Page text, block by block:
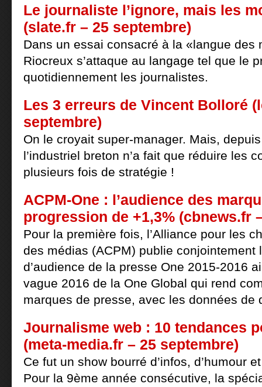
Le journaliste l’ignore, mais les
(slate.fr – 25 septembre)
Dans un essai consacré à la «langue des
Riocreux s’attaque au langage tel que le
quotidiennement les journalistes.
Les 3 erreurs de Vincent Bolloré
septembre)
On le croyait super-manager. Mais,
l’industriel breton n’a fait que réduire les
plusieurs fois de stratégie !
ACPM-One : l’audience des
progression de +1,3% (cbnews.fr
Pour la première fois, l’Alliance pour les
des médias (ACPM) publie conjointement
d’audience de la presse One 2015-2016
vague 2016 de la One Global qui rend
marques de presse, avec les données de
Journalisme web : 10 tendances
(meta-media.fr – 25 septembre)
Ce fut un show bourré d’infos, d’humour
Pour la 9ème année consécutive, la